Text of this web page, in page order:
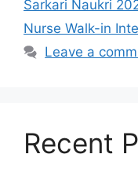
Sarkari Naukri
Nurse Walk-in
Leave a
Recent